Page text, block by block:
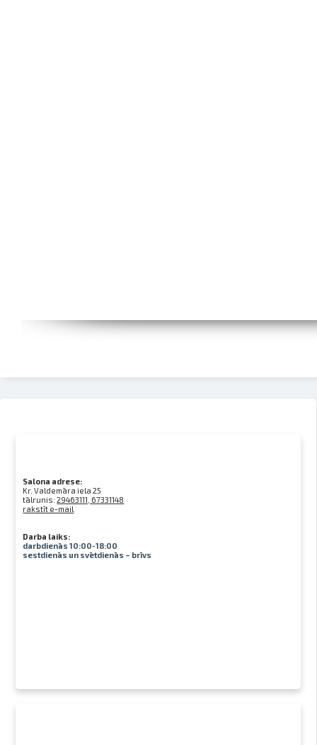
Salona adrese:
Kr. Valdemāra iela 25
tālrunis:29463111, 67331148
rakstīt e-mail
Darba laiks:
darbdienās 10:00-18:00
sestdienās un svētdienās – brīvs